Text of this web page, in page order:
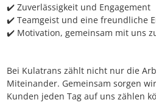
✔️ Zuverlässigkeit und Engagement
✔️ Teamgeist und eine freundliche
✔️ Motivation, gemeinsam mit uns
Bei Kulatrans zählt nicht nur die
Miteinander. Gemeinsam sorgen
Kunden jeden Tag auf uns zählen